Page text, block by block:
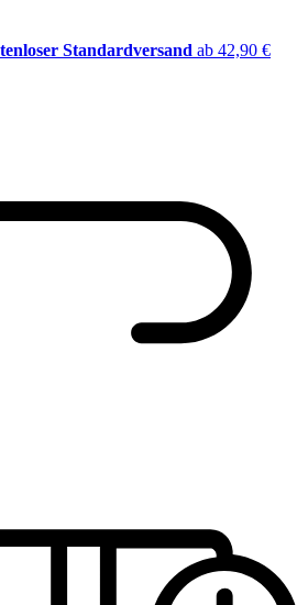
Standardversand ab 42,90 €